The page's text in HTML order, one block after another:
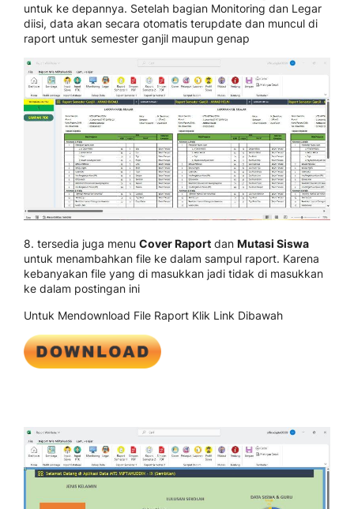
untuk ke depannya. Setelah bagian Monitoring dan Legar
diisi, data akan secara otomatis terupdate dan muncul di
raport untuk semester ganjil maupun genap
8. tersedia juga menu Cover Raport dan Mutasi Siswa
untuk menambahkan file ke dalam sampul raport. Karena
kebanyakan file yang di masukkan jadi tidak di masukkan
ke dalam postingan ini
Untuk Mendownload File Raport Klik Link Dibawah